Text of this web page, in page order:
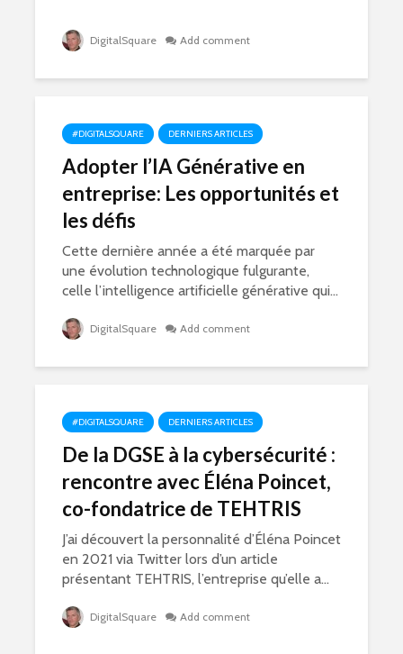
DigitalSquare Add comment
#DIGITALSQUARE DERNIERS ARTICLES
Adopter l’IA Générative en
entreprise: Les opportunités et
les défis
Cette dernière année a été marquée par
une évolution technologique fulgurante,
celle l’intelligence artificielle générative qui...
DigitalSquare Add comment
#DIGITALSQUARE DERNIERS ARTICLES
De la DGSE à la cybersécurité :
rencontre avec Éléna Poincet,
co-fondatrice de TEHTRIS
J’ai découvert la personnalité d’Éléna Poincet
en 2021 via Twitter lors d’un article
présentant TEHTRIS, l’entreprise qu’elle a...
DigitalSquare Add comment